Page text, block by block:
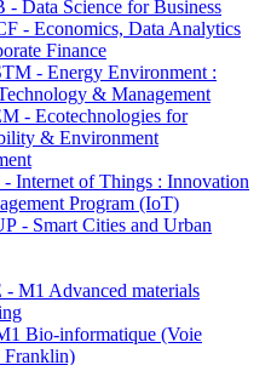
- Data Science for Business
- Economics, Data Analytics
Finance
- Energy Environment :
& Management
- Ecotechnologies for
& Environment
Internet of Things : Innovation
Program (IoT)
- Smart Cities and Urban
M1 Advanced materials
Bio-informatique (Voie
Franklin)